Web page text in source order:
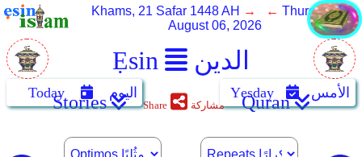
Ẹsin الدين
Khams, 21 Safar 1448 AH → ← Thursday,
August 06, 2026
Today اليوم Yẹsday الأمس Stories Share مشاركة Quran